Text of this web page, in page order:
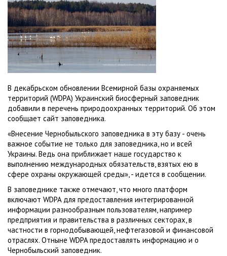
В декабрьском обновлении Всемирной базы охраняемых
территорий (WDPA) Украинский биосферный заповедник
добавили в перечень природоохранных территорий. Об этом
сообщает сайт заповедника.
«Внесение Чернобыльского заповедника в эту базу - очень
важное событие не только для заповедника, но и всей
Украины. Ведь она приближает наше государство к
выполнению международных обязательств, взятых ею в
сфере охраны окружающей среды», - идется в сообщении.
В заповеднике также отмечают, что много платформ
включают WDPA для предоставления интегрированной
информации разнообразным пользователям, например
предприятия и правительства в различных секторах, в
частности в горнодобывающей, нефтегазовой и финансовой
отраслях. Отныне WDPA предоставлять информацию и о
Чернобыльский заповедник.